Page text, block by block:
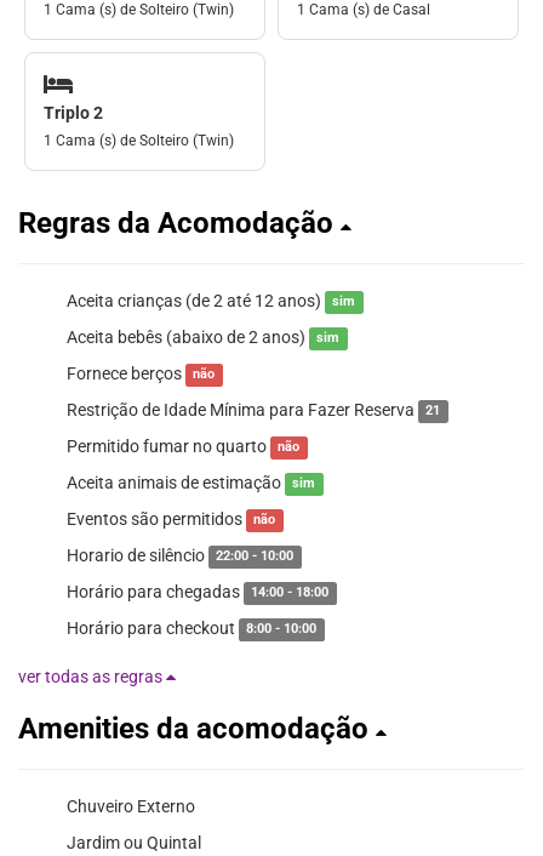
1 Cama (s) de Solteiro (Twin) 1 Cama (s) de Casal
Triplo 2
1 Cama (s) de Solteiro (Twin)
Regras da Acomodação
Aceita crianças (de 2 até 12 anos) sim
Aceita bebês (abaixo de 2 anos) sim
Fornece berços não
Restrição de Idade Mínima para Fazer Reserva 21
Permitido fumar no quarto não
Aceita animais de estimação sim
Eventos são permitidos não
Horario de silêncio 22:00 - 10:00
Horário para chegadas 14:00 - 18:00
Horário para checkout 8:00 - 10:00
ver todas as regras
Amenities da acomodação
Chuveiro Externo
Jardim ou Quintal